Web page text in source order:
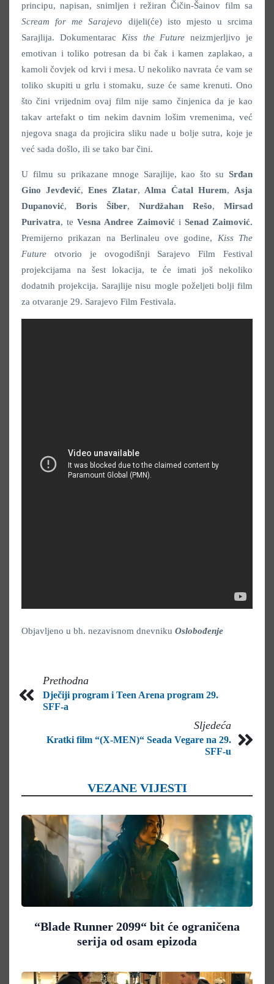
principu, napisan, snimljen i režiran Čičin-Šainov film sa
Scream for me Sarajevo dijeli(će) isto mjesto u srcima
Sarajlija. Dokumentarac Kiss the Future neizmjerljivo je
emotivan i toliko potresan da bi čak i kamen zaplakao, a
kamoli čovjek od krvi i mesa. U nekoliko navrata će vam se
toliko skupiti u grlu i stomaku, suze će same krenuti. Ono
što čini vrijednim ovaj film nije samo činjenica da je kao
takav artefakt o tim nekim davnim lošim vremenima, već
njegova snaga da projicira sliku nade u bolje sutra, koje je
već sada došlo, ili se tako bar čini.
U filmu su prikazane mnoge Sarajlije, kao što su Srđan
Gino Jevđević, Enes Zlatar,Alma Ćatal Hurem,Asja
Dupanović, Boris Šiber, Nurdžahan Rešo, Mirsad
Purivatra, te Vesna Andree Zaimović i Senad Zaimović.
Premijerno prikazan na Berlinaleu ove godine, Kiss The
Future otvorio je ovogodišnji Sarajevo Film Festival
projekcijama na šest lokacija, te će imati još nekoliko
dodatnih projekcija. Sarajlije nisu mogle poželjeti bolji film
za otvaranje 29. Sarajevo Film Festivala.
Objavljeno u bh. nezavisnom dnevniku Oslobođenje
Prethodna
Dječiji program i Teen Arena program 29.
SFF-a
Sljedeća
Kratki film “(X-MEN)“ Seada Vegare na 29.
SFF-u
VEZANE VIJESTI
“Blade Runner 2099“ bit će ograničena
serija od osam epizoda